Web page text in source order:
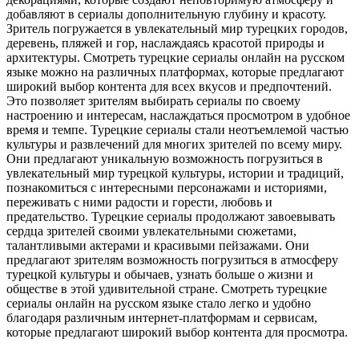
добавляют в сериалы дополнительную глубину и красоту.
Зритель погружается в увлекательный мир турецких городов,
деревень, пляжей и гор, наслаждаясь красотой природы и
архитектуры. Смотреть турецкие сериалы онлайн на русском
языке можно на различных платформах, которые предлагают
широкий выбор контента для всех вкусов и предпочтений.
Это позволяет зрителям выбирать сериалы по своему
настроению и интересам, наслаждаться просмотром в удобное
время и темпе. Турецкие сериалы стали неотъемлемой частью
культуры и развлечений для многих зрителей по всему миру.
Они предлагают уникальную возможность погрузиться в
увлекательный мир турецкой культуры, истории и традиций,
познакомиться с интересными персонажами и историями,
переживать с ними радости и горести, любовь и
предательство. Турецкие сериалы продолжают завоевывать
сердца зрителей своими увлекательными сюжетами,
талантливыми актерами и красивыми пейзажами. Они
предлагают зрителям возможность погрузиться в атмосферу
турецкой культуры и обычаев, узнать больше о жизни и
обществе в этой удивительной стране. Смотреть турецкие
сериалы онлайн на русском языке стало легко и удобно
благодаря различным интернет-платформам и сервисам,
которые предлагают широкий выбор контента для просмотра.